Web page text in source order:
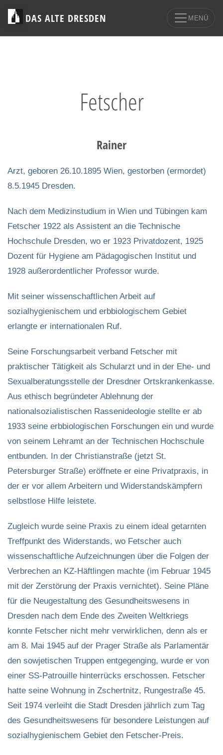
DAS ALTE DRESDEN MENÜ
Fetscher
Rainer
Arzt, geboren 26.10.1895 Wien, gestorben (ermordet)
8.5.1945 Dresden.
Nach dem Medizinstudium in Wien und Tübingen kam
Fetscher 1922 als Assistent an die Technische
Hochschule Dresden, wo er 1923 Privatdozent, 1925
Dozent für Hygiene am Pädagogischen Institut und
1928 außerordentlicher Professor wurde.
Mit seiner wissenschaftlichen Arbeit auf
sozialhygienischem und erbbiologischem Gebiet
erlangte er internationalen Ruf.
Seine Forschungsarbeit verband Fetscher mit
praktischer Tätigkeit als Schularzt und in der Ehe- und
Sexualberatungsstelle der Dresdner Ortskrankenkasse.
Aus ethisch begründeter Ablehnung der
nationalsozialistischen Rassenideologie stellte er ab
1933 seine erbbiologischen Forschungen ein und wurde
von seinem Lehramt an der Technischen Hochschule
entbunden. In der Christianstraße (jetzt St.
Petersburger Straße) eröffnete er eine Privatpraxis, in
der er vor allem Arbeitern und Widerstandskämpfern
selbstlose Hilfe leistete.
Zugleich wurde seine Praxis zu einem ideal getarnten
Treffpunkt des Widerstands, wo Fetscher auch
wissenschaftliche Aufzeichnungen über die Folgen der
Verbrechen an KZ-Häftlingen machte (im Februar 1945
mit der Zerstörung der Praxis vernichtet). Seine Pläne
für die Neugestaltung des Gesundheitswesens in
Dresden nach dem Ende des Zweiten Weltkriegs
konnte Fetscher nicht mehr verwirklichen, denn als er
am 8. Mai 1945 auf der Prager Straße als Parlamentär
den sowjetischen Truppen entgegenging, wurde er von
einer SS-Patrouille hinterrücks erschossen. Fetscher
hatte seine Wohnung in Zschertnitz, Rungestraße 45.
Seit 1974 verleiht die Stadt Dresden jährlich zum Tag
des Gesundheitswesens für besondere Leistungen auf
sozialhygienischem Gebiet den Fetscher-Preis.